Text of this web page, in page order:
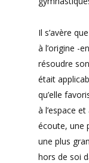
Il s’avère
à l’origine -
résoudre
était
qu’elle
à l’espace
écoute, une
une plus
hors de soi